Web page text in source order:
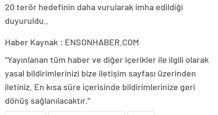
20 terör hedefinin daha vurularak imha edildiği
duyuruldu..
Haber Kaynak : ENSONHABER.COM
“Yayınlanan tüm haber ve diğer içerikler ile ilgili olarak
yasal bildirimlerinizi bize iletişim sayfası üzerinden
iletiniz. En kısa süre içerisinde bildirimlerinize geri
dönüş sağlanılacaktır.”